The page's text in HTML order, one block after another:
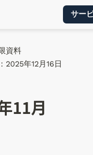
サー
資料
2025年12月16日
11月